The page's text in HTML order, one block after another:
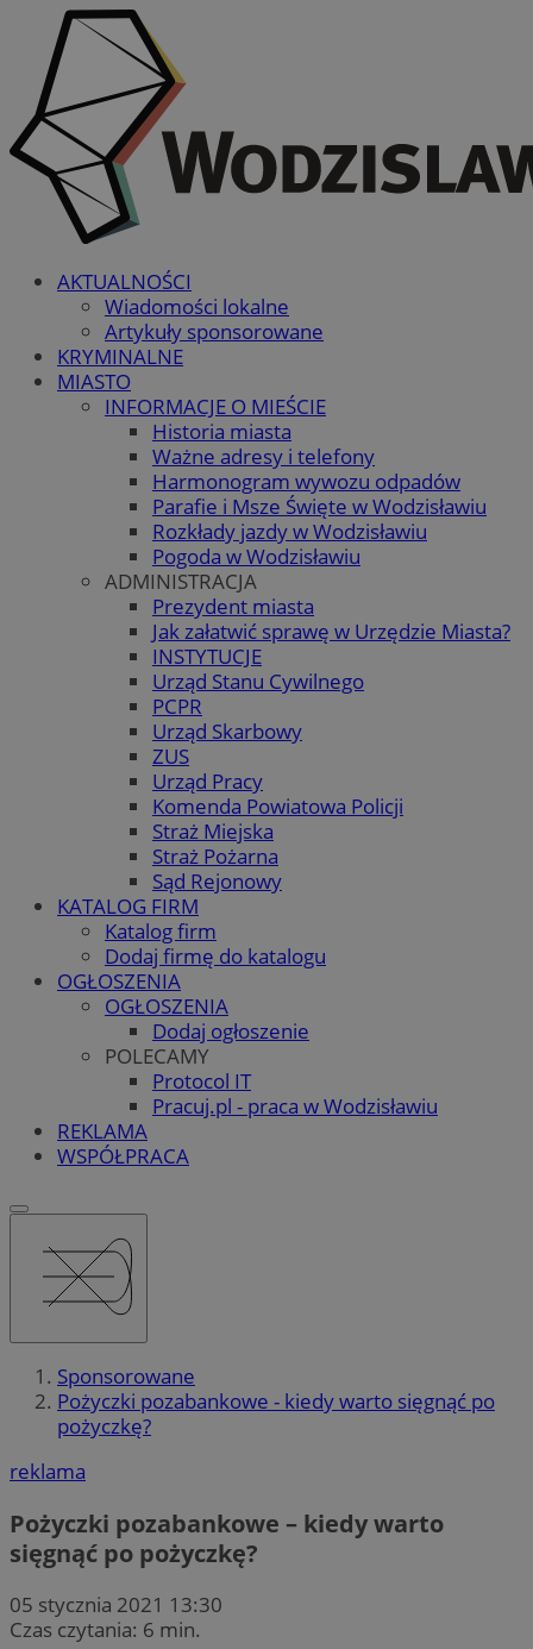
AKTUALNOŚCI
Wiadomości lokalne
Artykuły sponsorowane
KRYMINALNE
MIASTO
INFORMACJE O MIEŚCIE
Historia miasta
Ważne adresy i telefony
Harmonogram wywozu odpadów
Parafie i Msze Święte w Wodzisławiu
Rozkłady jazdy w Wodzisławiu
Pogoda w Wodzisławiu
ADMINISTRACJA
Prezydent miasta
Jak załatwić sprawę w Urzędzie Miasta?
INSTYTUCJE
Urząd Stanu Cywilnego
PCPR
Urząd Skarbowy
ZUS
Urząd Pracy
Komenda Powiatowa Policji
Straż Miejska
Straż Pożarna
Sąd Rejonowy
KATALOG FIRM
Katalog firm
Dodaj firmę do katalogu
OGŁOSZENIA
OGŁOSZENIA
Dodaj ogłoszenie
POLECAMY
Protocol IT
Pracuj.pl - praca w Wodzisławiu
REKLAMA
WSPÓŁPRACA
Sponsorowane
Pożyczki pozabankowe - kiedy warto sięgnąć po
pożyczkę?
reklama
Pożyczki pozabankowe – kiedy warto
sięgnąć po pożyczkę?
05 stycznia 2021 13:30
Czas czytania: 6 min.